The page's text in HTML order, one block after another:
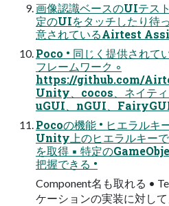
画像認識ベースのUIテス
定のUIをタッチしたり待
意されているAirtest
Poco • 同じく提供されて
フレームワーク ◦
https://github.com/
Unity、cocos、ネイティ
uGUI、nGUI、
Pocoの機能 • ヒエラルキ
Unity上のヒエラルキー
を取得 ▪ 特定の
把握できる •
Component名も取れる •
ケーションの実装に対し